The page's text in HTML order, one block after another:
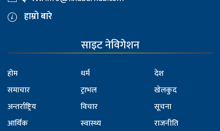
हाम्रो बारे
साइट नेविगेशन
होम
समाचार
अन्तर्राष्ट्रिय
आर्थिक
धर्म
ट्राभल
विचार
स्वास्थ्य
देश
खेलकुद
सूचना
राजनीति